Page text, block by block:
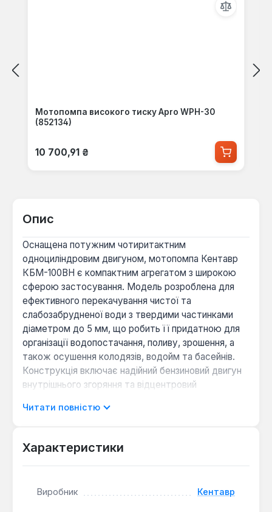
Мотопомпа високого тиску Apro WPH-30
(852134)
Звичайна ціна:
10 700,91 ₴
Опис
Оснащена потужним чотиритактним
одноциліндровим двигуном, мотопомпа Кентавр
КБМ-100ВН є компактним агрегатом з широкою
сферою застосування. Модель розроблена для
ефективного перекачування чистої та
слабозабрудненої води з твердими частинками
діаметром до 5 мм, що робить її придатною для
організації водопостачання, поливу, зрошення, а
також осушення колодязів, водойм та басейнів.
Конструкція включає надійний бензиновий двигун
внутрішнього згоряння та відцентровий
корпусом, що забезпечує довговічність та
зручності обслуговування картер двигуна має дві
Читати повністю
Характеристики
Виробник Кентавр